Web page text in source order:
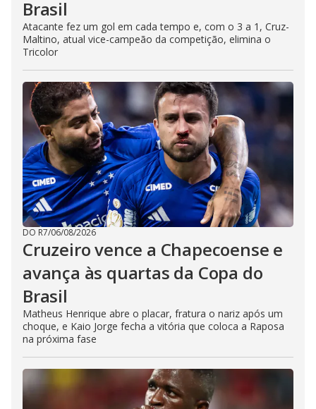
Brasil
Atacante fez um gol em cada tempo e, com o 3 a 1, Cruz-
Maltino, atual vice-campeão da competição, elimina o
Tricolor
DO R7/06/08/2026
Cruzeiro vence a Chapecoense e
avança às quartas da Copa do
Brasil
Matheus Henrique abre o placar, fratura o nariz após um
choque, e Kaio Jorge fecha a vitória que coloca a Raposa
na próxima fase